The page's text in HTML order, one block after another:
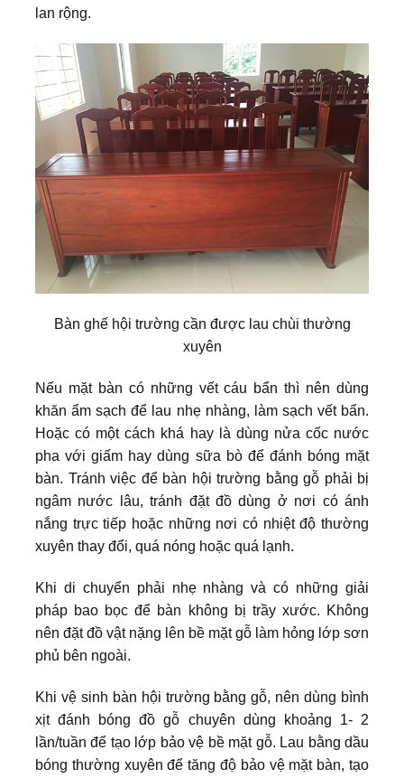
lan rộng.
Bàn ghế hội trường cần được lau chùi thường
xuyên
Nếu mặt bàn có những vết cáu bẩn thì nên dùng
khăn ẩm sạch để lau nhẹ nhàng, làm sạch vết bẩn.
Hoặc có một cách khá hay là dùng nửa cốc nước
pha với giấm hay dùng sữa bò để đánh bóng mặt
bàn. Tránh việc để bàn hội trường bằng gỗ phải bị
ngâm nước lâu, tránh đặt đồ dùng ở nơi có ánh
nắng trực tiếp hoặc những nơi có nhiệt độ thường
xuyên thay đổi, quá nóng hoặc quá lạnh.
Khi di chuyển phải nhẹ nhàng và có những giải
pháp bao bọc để bàn không bị trầy xước. Không
nên đặt đồ vật nặng lên bề mặt gỗ làm hỏng lớp sơn
phủ bên ngoài.
Khi vệ sinh bàn hội trường bằng gỗ, nên dùng bình
xịt đánh bóng đồ gỗ chuyên dùng khoảng 1- 2
lần/tuần để tạo lớp bảo vệ bề mặt gỗ. Lau bằng dầu
bóng thường xuyên để tăng độ bảo vệ mặt bàn, tạo